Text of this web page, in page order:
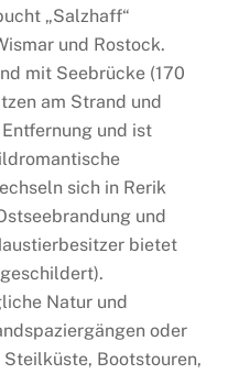
„Salzhaff“
und Rostock.
mit Seebrücke (170
am Strand und
und ist
sich in Rerik
und
bietet
Natur und
oder
Bootstouren,